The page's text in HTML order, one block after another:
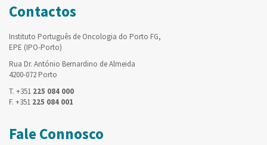
Contactos
Instituto Português de Oncologia do Porto FG,
EPE (IPO-Porto)
Rua Dr. António Bernardino de Almeida
4200-072 Porto
T. +351 225 084 000
F. +351 225 084 001
Fale Connosco